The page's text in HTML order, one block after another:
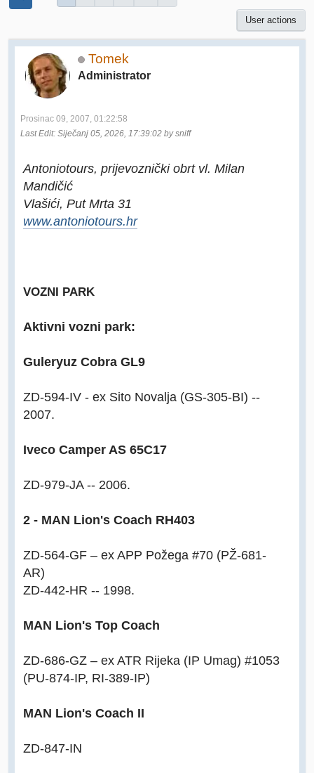
User actions
Tomek
Administrator
Prosinac 09, 2007, 01:22:58
Last Edit: Siječanj 05, 2026, 17:39:02 by sniff
Antoniotours, prijevoznički obrt vl. Milan
Mandičić
Vlašići, Put Mrta 31
www.antoniotours.hr
VOZNI PARK
Aktivni vozni park:
Guleryuz Cobra GL9
ZD-594-IV - ex Sito Novalja (GS-305-BI) --
2007.
Iveco Camper AS 65C17
ZD-979-JA -- 2006.
2 - MAN Lion's Coach RH403
ZD-564-GF – ex APP Požega #70 (PŽ-681-
AR)
ZD-442-HR -- 1998.
MAN Lion's Top Coach
ZD-686-GZ – ex ATR Rijeka (IP Umag) #1053
(PU-874-IP, RI-389-IP)
MAN Lion's Coach II
ZD-847-IN